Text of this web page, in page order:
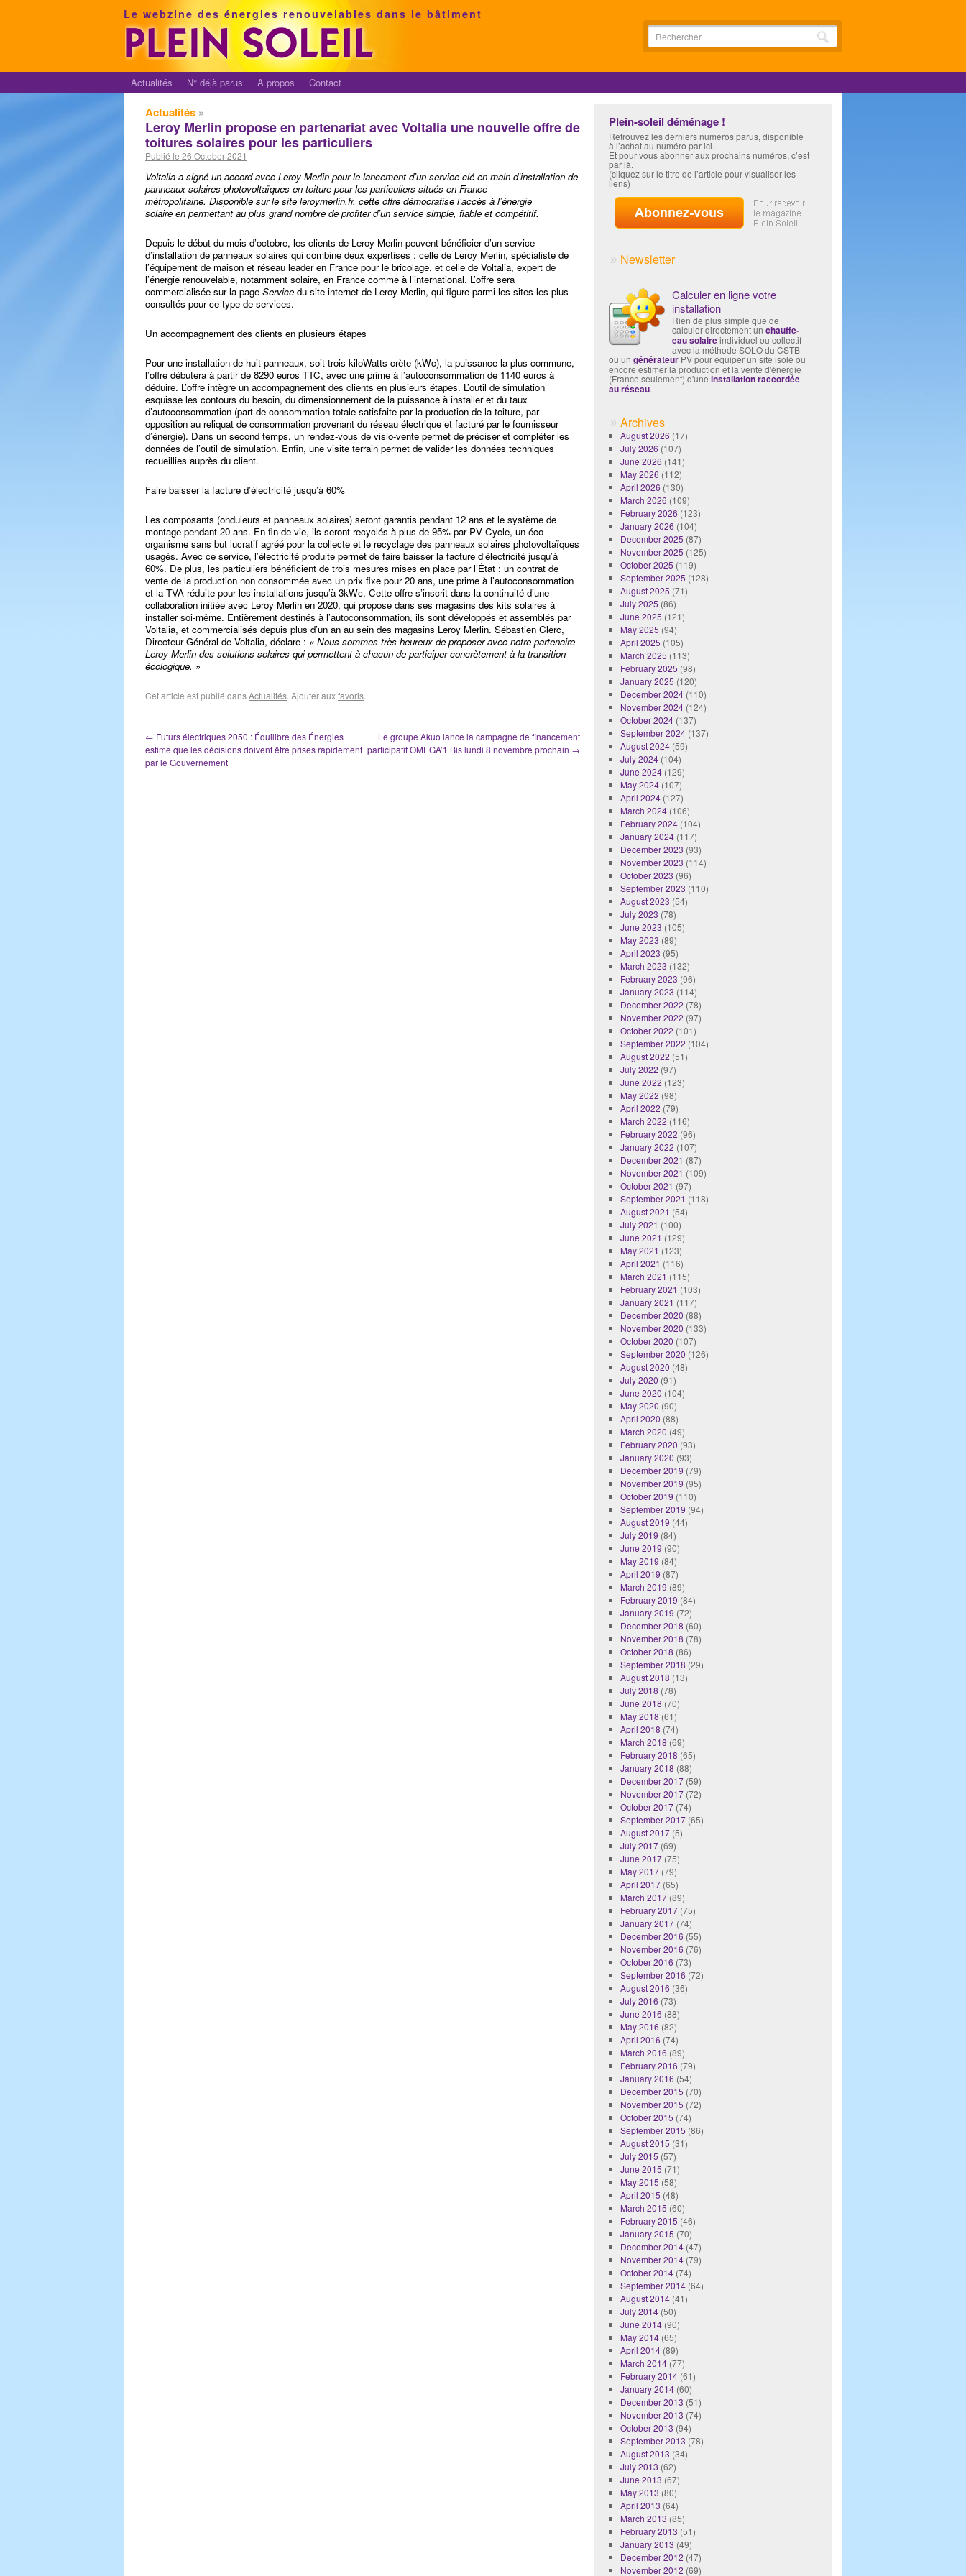
Le webzine des énergies renouvelables dans le bâtiment
Actualités N° déjà parus A propos Contact
Actualités »
Leroy Merlin propose en partenariat avec Voltalia une nouvelle offre de
toitures solaires pour les particuliers
Publié le 26 October 2021
Voltalia a signé un accord avec Leroy Merlin pour le lancement d’un service clé en main d’installation de
panneaux solaires photovoltaïques en toiture pour les particuliers situés en France
métropolitaine. Disponible sur le site leroymerlin.fr, cette offre démocratise l’accès à l’énergie
solaire en permettant au plus grand nombre de profiter d’un service simple, fiable et compétitif.
Depuis le début du mois d’octobre, les clients de Leroy Merlin peuvent bénéficier d’un service
d’installation de panneaux solaires qui combine deux expertises : celle de Leroy Merlin, spécialiste de
l’équipement de maison et réseau leader en France pour le bricolage, et celle de Voltalia, expert de
l’énergie renouvelable, notamment solaire, en France comme à l’international. L’offre sera
commercialisée sur la page Service du site internet de Leroy Merlin, qui figure parmi les sites les plus
consultés pour ce type de services.
Un accompagnement des clients en plusieurs étapes
Pour une installation de huit panneaux, soit trois kiloWatts crète (kWc), la puissance la plus commune,
l’offre débutera à partir de 8290 euros TTC, avec une prime à l’autoconsommation de 1140 euros à
déduire. L’offre intègre un accompagnement des clients en plusieurs étapes. L’outil de simulation
esquisse les contours du besoin, du dimensionnement de la puissance à installer et du taux
d’autoconsommation (part de consommation totale satisfaite par la production de la toiture, par
opposition au reliquat de consommation provenant du réseau électrique et facturé par le fournisseur
d’énergie). Dans un second temps, un rendez-vous de visio-vente permet de préciser et compléter les
données de l’outil de simulation. Enfin, une visite terrain permet de valider les données techniques
recueillies auprès du client.
Faire baisser la facture d’électricité jusqu’à 60%
Les composants (onduleurs et panneaux solaires) seront garantis pendant 12 ans et le système de
montage pendant 20 ans. En fin de vie, ils seront recyclés à plus de 95% par PV Cycle, un éco-
organisme sans but lucratif agréé pour la collecte et le recyclage des panneaux solaires photovoltaïques
usagés. Avec ce service, l’électricité produite permet de faire baisser la facture d’électricité jusqu’à
60%. De plus, les particuliers bénéficient de trois mesures mises en place par l’État : un contrat de
vente de la production non consommée avec un prix fixe pour 20 ans, une prime à l’autoconsommation
et la TVA réduite pour les installations jusqu’à 3kWc. Cette offre s’inscrit dans la continuité d’une
collaboration initiée avec Leroy Merlin en 2020, qui propose dans ses magasins des kits solaires à
installer soi-même. Entièrement destinés à l’autoconsommation, ils sont développés et assemblés par
Voltalia, et commercialisés depuis plus d’un an au sein des magasins Leroy Merlin. Sébastien Clerc,
Directeur Général de Voltalia, déclare : « Nous sommes très heureux de proposer avec notre partenaire
Leroy Merlin des solutions solaires qui permettent à chacun de participer concrètement à la transition
écologique. »
Cet article est publié dansActualités. Ajouter auxfavoris.
← Futurs électriques 2050 : Équilibre des Énergies
estime que les décisions doivent être prises rapidement
par le Gouvernement
Le groupe Akuo lance la campagne de financement
participatif OMEGA’1 Bis lundi 8 novembre prochain →
Plein-soleil déménage !
Retrouvez les derniers numéros parus, disponible
à l’achat au numéro par ici.
Et pour vous abonner aux prochains numéros, c’est
par là.
(cliquez sur le titre de l’article pour visualiser les
liens)
Newsletter
Calculer en ligne votre
installation
Rien de plus simple que de
calculer directement un chauffe-
eau solaireindividuel ou collectif
avec la méthode SOLO du CSTB
ou un générateur PV pour équiper un site isolé ou
encore estimer la production et la vente d'énergie
(France seulement) d'une installation raccordée
au réseau.
Archives
August 2026 (17)
July 2026 (107)
June 2026 (141)
May 2026 (112)
April 2026 (130)
March 2026 (109)
February 2026 (123)
January 2026 (104)
December 2025 (87)
November 2025 (125)
October 2025 (119)
September 2025 (128)
August 2025 (71)
July 2025 (86)
June 2025 (121)
May 2025 (94)
April 2025 (105)
March 2025 (113)
February 2025 (98)
January 2025 (120)
December 2024(110)
November 2024(124)
October 2024(137)
September 2024(137)
August 2024(59)
July 2024(104)
June 2024(129)
May 2024(107)
April 2024(127)
March 2024(106)
February 2024(104)
January 2024(117)
December 2023 (93)
November 2023 (114)
October 2023 (96)
September 2023 (110)
August 2023 (54)
July 2023 (78)
June 2023 (105)
May 2023 (89)
April 2023 (95)
March 2023 (132)
February 2023 (96)
January 2023 (114)
December 2022 (78)
November 2022 (97)
October 2022 (101)
September 2022 (104)
August 2022 (51)
July 2022 (97)
June 2022 (123)
May 2022 (98)
April 2022 (79)
March 2022 (116)
February 2022 (96)
January 2022 (107)
December 2021 (87)
November 2021 (109)
October 2021 (97)
September 2021 (118)
August 2021 (54)
July 2021 (100)
June 2021 (129)
May 2021 (123)
April 2021 (116)
March 2021 (115)
February 2021 (103)
January 2021 (117)
December 2020 (88)
November 2020 (133)
October 2020 (107)
September 2020 (126)
August 2020 (48)
July 2020 (91)
June 2020 (104)
May 2020 (90)
April 2020 (88)
March 2020 (49)
February 2020 (93)
January 2020 (93)
December 2019 (79)
November 2019 (95)
October 2019 (110)
September 2019 (94)
August 2019 (44)
July 2019 (84)
June 2019 (90)
May 2019 (84)
April 2019 (87)
March 2019 (89)
February 2019 (84)
January 2019 (72)
December 2018 (60)
November 2018 (78)
October 2018 (86)
September 2018 (29)
August 2018 (13)
July 2018 (78)
June 2018 (70)
May 2018 (61)
April 2018 (74)
March 2018 (69)
February 2018 (65)
January 2018 (88)
December 2017(59)
November 2017(72)
October 2017(74)
September 2017(65)
August 2017(5)
July 2017(69)
June 2017(75)
May 2017(79)
April 2017(65)
March 2017(89)
February 2017(75)
January 2017(74)
December 2016 (55)
November 2016 (76)
October 2016 (73)
September 2016 (72)
August 2016 (36)
July 2016 (73)
June 2016 (88)
May 2016 (82)
April 2016 (74)
March 2016 (89)
February 2016 (79)
January 2016 (54)
December 2015 (70)
November 2015 (72)
October 2015 (74)
September 2015 (86)
August 2015 (31)
July 2015 (57)
June 2015 (71)
May 2015 (58)
April 2015 (48)
March 2015 (60)
February 2015 (46)
January 2015 (70)
December 2014(47)
November 2014(79)
October 2014(74)
September 2014(64)
August 2014(41)
July 2014(50)
June 2014(90)
May 2014(65)
April 2014(89)
March 2014(77)
February 2014(61)
January 2014(60)
December 2013 (51)
November 2013 (74)
October 2013 (94)
September 2013 (78)
August 2013 (34)
July 2013 (62)
June 2013 (67)
May 2013 (80)
April 2013 (64)
March 2013 (85)
February 2013 (51)
January 2013 (49)
December 2012 (47)
November 2012 (69)